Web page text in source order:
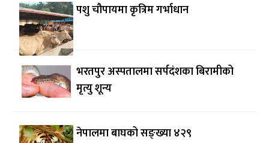
पशु चौपायमा कृत्रिम गर्भाधान
भरतपुर अस्पतालमा सर्पदंशका बिरामीको
मृत्यु शून्य
नेपालमा बाघको सङ्ख्या ४२९